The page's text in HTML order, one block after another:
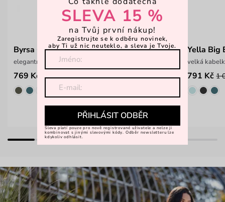
Byrsa Creme
elegantní crossbody kabelka
769 Kč 1 099 Kč
Yella Big
velká
791 Kč 1
SLEVA 15 %
na Tvůj první nákup!
Zaregistrujte se k odběru novinek,
aby Ti už nic neuteklo, a sleva je Tvoje.
PŘIHLÁSIT ODBĚR
Sleva platí pouze pro nově registrované uživatele a nelze ji
kombinovat s jinými slevovými kódy. Odběr newsletteru lze
kdykoliv odhlásit.